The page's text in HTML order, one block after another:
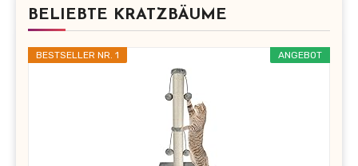
BELIEBTE KRATZBÄUME
ANGEBOT
BESTSELLER NR. 1